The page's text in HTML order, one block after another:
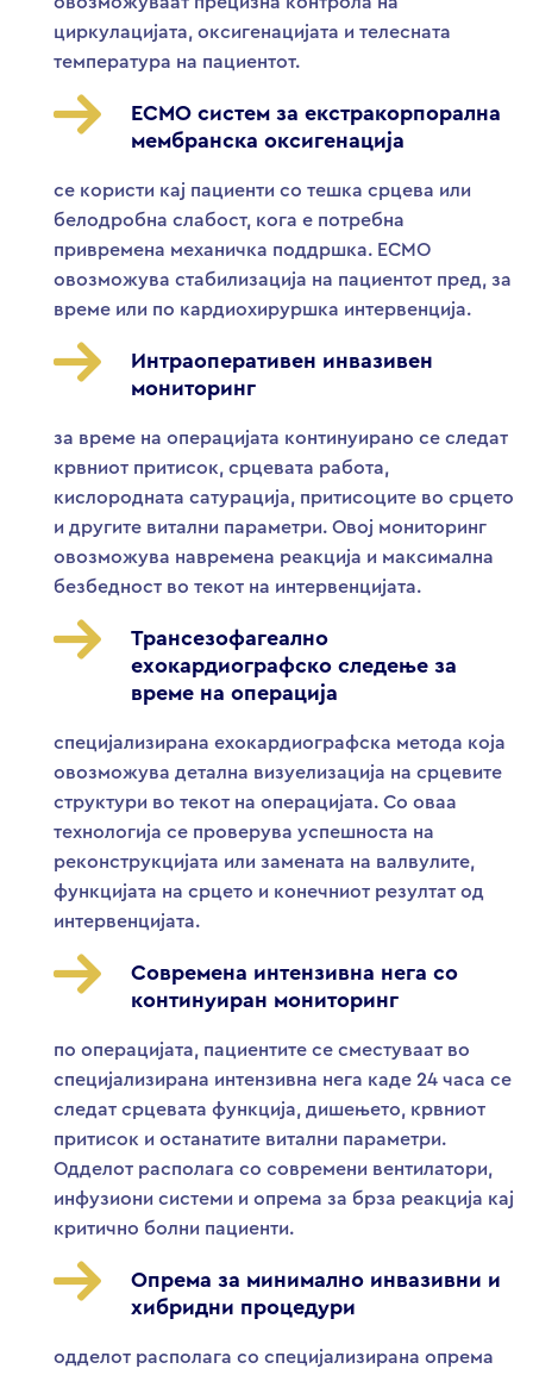
циркулацијата, оксигенацијата и телесната
температура на пациентот.
ECMO систем за екстракорпорална
мембранска оксигенација
се користи кај пациенти со тешка срцева или
белодробна слабост, кога е потребна
привремена механичка поддршка. ECMO
овозможува стабилизација на пациентот пред, за
време или по кардиохируршка интервенција.
Интраоперативен инвазивен
мониторинг
за време на операцијата континуирано се следат
крвниот притисок, срцевата работа,
кислородната сатурација, притисоците во срцето
и другите витални параметри. Овој мониторинг
овозможува навремена реакција и максимална
безбедност во текот на интервенцијата.
Трансезофагеално
ехокардиографско следење за
време на операција
специјализирана ехокардиографска метода која
овозможува детална визуелизација на срцевите
структури во текот на операцијата. Со оваа
технологија се проверува успешноста на
реконструкцијата или замената на валвулите,
функцијата на срцето и конечниот резултат од
интервенцијата.
Современа интензивна нега со
континуиран мониторинг
по операцијата, пациентите се сместуваат во
специјализирана интензивна нега каде 24 часа се
следат срцевата функција, дишењето, крвниот
притисок и останатите витални параметри.
Одделот располага со современи вентилатори,
инфузиони системи и опрема за брза реакција кај
критично болни пациенти.
Опрема за минимално инвазивни и
хибридни процедури
одделот располага со специјализирана опрема